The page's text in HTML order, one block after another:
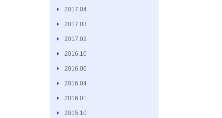
2017.04
2017.03
2017.02
2016.10
2016.06
2016.04
2016.01
2015.10